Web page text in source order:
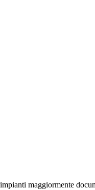
maggiormente